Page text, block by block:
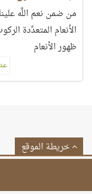
من ضمن نعم اللَّه
الأنعام المتعدِّدة
ظهور الأنعام
خريطة الموقع